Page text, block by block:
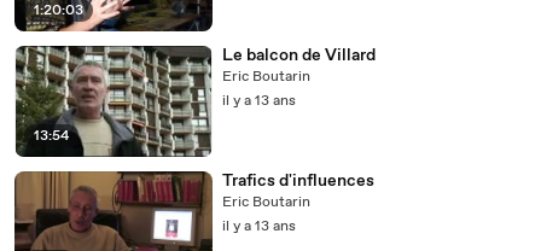
1:20:03
13:54
Le balcon de Villard
Eric Boutarin
il y a 13 ans
Trafics d'influences
Eric Boutarin
il y a 13 ans